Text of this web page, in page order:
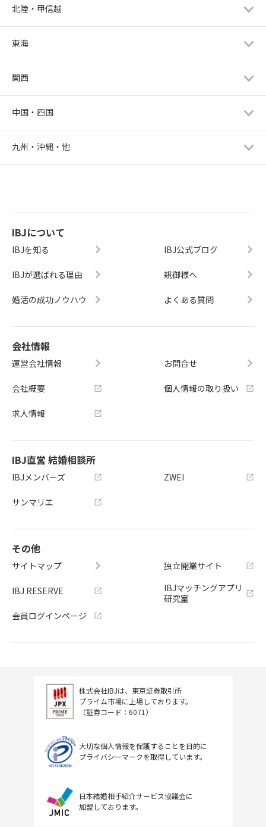
北陸・甲信越
東海
関西
中国・四国
九州・沖縄・他
IBJについて
IBJを知る
IBJが選ばれる理由
婚活の成功ノウハウ
IBJ公式ブログ
親御様へ
よくある質問
会社情報
運営会社情報
会社概要
求人情報
お問合せ
個人情報の取り扱い
IBJ直営 結婚相談所
IBJメンバーズ
サンマリエ
ZWEI
その他
サイトマップ
IBJ RESERVE
会員ログインページ
独立開業サイト
IBJマッチングアプリ
研究室
株式会社IBJは、東京証券取引所
プライム市場に上場しております。
（証券コード：6071）
大切な個人情報を保護することを目的に
プライバシーマークを取得しています。
日本結婚相手紹介サービス協議会に
加盟しております。